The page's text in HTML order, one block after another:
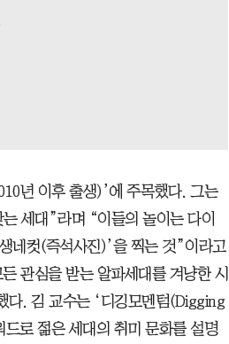
년 이후 출생)’에 주목했다. 그는
세대”라며 “이들의 놀이는 다이
네컷(즉석사진)’을 찍는 것”이라고
관심을 받는 알파세대를 겨냥한 시
다. 김 교수는 ‘디깅모멘텀(Digging
로 젊은 세대의 취미 문화를 설명